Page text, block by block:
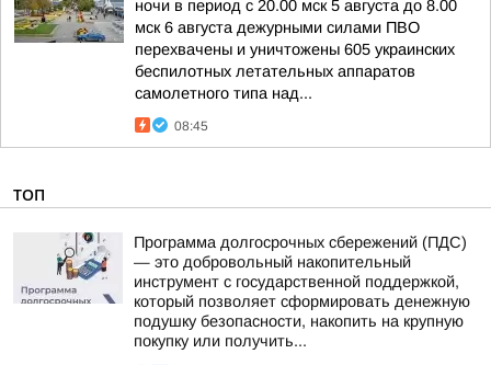
ночи в период с 20.00 мск 5 августа до 8.00
мск 6 августа дежурными силами ПВО
перехвачены и уничтожены 605 украинских
беспилотных летательных аппаратов
самолетного типа над...
08:45
ТОП
Программа долгосрочных сбережений (ПДС)
— это добровольный накопительный
инструмент с государственной поддержкой,
который позволяет сформировать денежную
подушку безопасности, накопить на крупную
покупку или получить...